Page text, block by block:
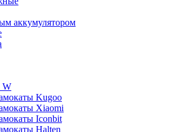
аккумулятором
W
Kugoo
Xiaomi
Iconbit
Halten